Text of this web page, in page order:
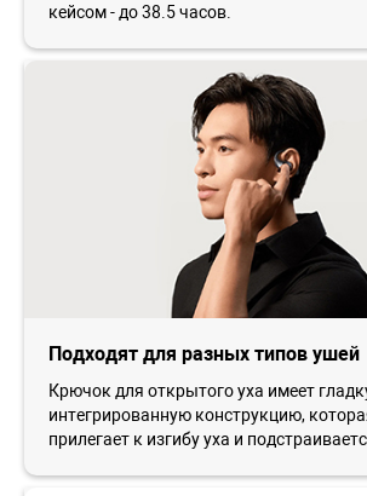
кейсом - до 38.5 часов.
Подходят для разных типов ушей
Крючок для открытого уха имеет
интегрированную конструкцию,
прилегает к изгибу уха и